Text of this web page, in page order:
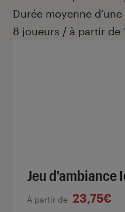
Durée moyenne
8 joueurs / à partir de
Jeu d'ambiance
À partir de 23,75€